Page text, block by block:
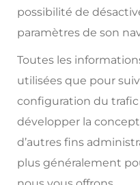
possibilité de
paramètres de son
Toutes les
utilisées que pour
configuration du
développer la
d’autres fins
plus généralement